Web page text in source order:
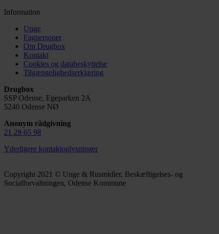
Information
Unge
Fagpersoner
Om Drugbox
Kontakt
Cookies og databeskyttelse
Tilgængelighedserklæring
Drugbox
SSP Odense, Egeparken 2A
5240 Odense NØ
Anonym rådgivning
21 28 65 98
Yderligere kontaktoplysninger
Copyright 2021 © Unge & Rusmidler, Beskæftigelses- og
Socialforvaltningen, Odense Kommune